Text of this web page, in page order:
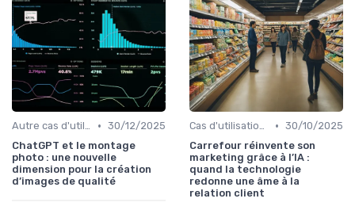
Autre cas d'utilisation • 30/12/2025
ChatGPT et le montage
photo : une nouvelle
dimension pour la création
d’images de qualité
Cas d'utilisation IA relation client • 30/10/2025
Carrefour réinvente son
marketing grâce à l’IA :
quand la technologie
redonne une âme à la
relation client